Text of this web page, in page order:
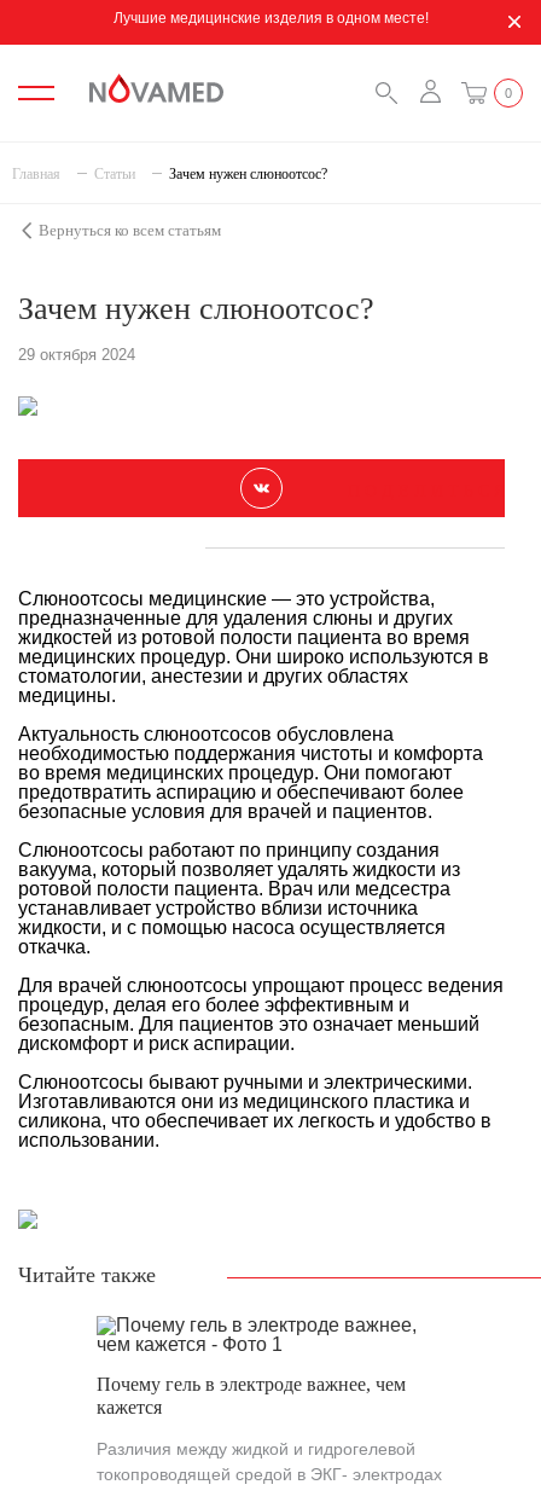
Лучшие медицинские изделия в одном месте!
0
Главная Статьи Зачем нужен слюноотсос?
Вернуться ко всем статьям
Зачем нужен слюноотсос?
29 октября 2024
Слюноотсосы медицинские — это устройства,
предназначенные для удаления слюны и других
жидкостей из ротовой полости пациента во время
медицинских процедур. Они широко используются в
стоматологии, анестезии и других областях
медицины.
Актуальность слюноотсосов обусловлена
необходимостью поддержания чистоты и комфорта
во время медицинских процедур. Они помогают
предотвратить аспирацию и обеспечивают более
безопасные условия для врачей и пациентов.
Слюноотсосы работают по принципу создания
вакуума, который позволяет удалять жидкости из
ротовой полости пациента. Врач или медсестра
устанавливает устройство вблизи источника
жидкости, и с помощью насоса осуществляется
откачка.
Для врачей слюноотсосы упрощают процесс ведения
процедур, делая его более эффективным и
безопасным. Для пациентов это означает меньший
дискомфорт и риск аспирации.
Слюноотсосы бывают ручными и электрическими.
Изготавливаются они из медицинского пластика и
силикона, что обеспечивает их легкость и удобство в
использовании.
Читайте также
Почему гель в электроде важнее, чем
кажется
Различия между жидкой и гидрогелевой
токопроводящей средой в ЭКГ- электродах